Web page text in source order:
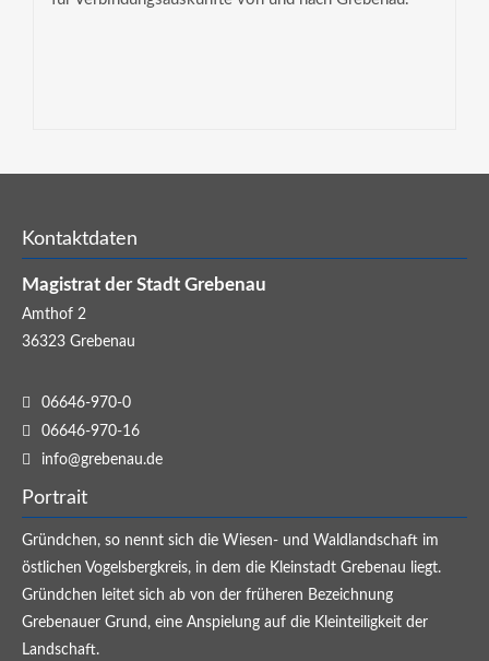
Kontaktdaten
Magistrat der Stadt Grebenau
Amthof 2
36323 Grebenau
06646-970-0
06646-970-16
info@grebenau.de
Portrait
Gründchen, so nennt sich die Wiesen- und Waldlandschaft im
östlichen Vogelsbergkreis, in dem die Kleinstadt Grebenau liegt.
Gründchen leitet sich ab von der früheren Bezeichnung
Grebenauer Grund, eine Anspielung auf die Kleinteiligkeit der
Landschaft.